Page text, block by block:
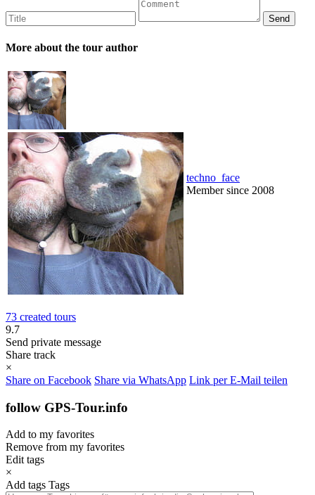
More about the tour author
techno_face
Member since 2008
73 created tours
9.7
Send private message
Share track
×
Share on Facebook Share via WhatsApp Link per E-Mail teilen
follow GPS-Tour.info
Add to my favorites
Remove from my favorites
Edit tags
×
Add tags Tags